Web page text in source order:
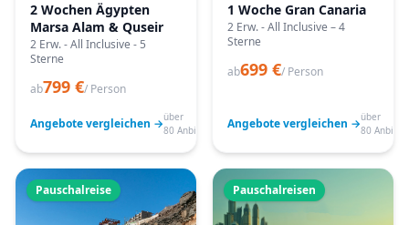
2 Wochen Ägypten
Marsa Alam & Quseir
2 Erw. - All Inclusive - 5
Sterne
ab799 €/ Person
Angebote vergleichen →über
80 Anbieter
1 Woche Gran Canaria
2 Erw. - All Inclusive – 4
Sterne
ab699 €/ Person
Angebote vergleichen →über
80
Pauschalreise Pauschalreisen